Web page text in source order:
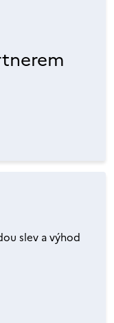
slev a výhod